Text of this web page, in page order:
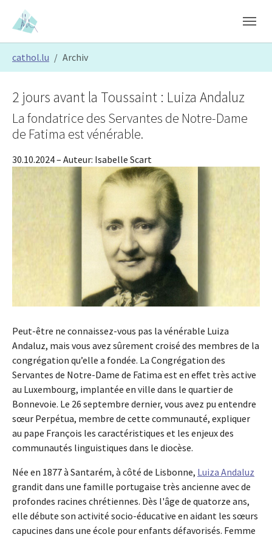
Skip to main content
Skip to page footer
cathol.lu Archiv
2 jours avant la Toussaint : Luiza Andaluz
La fondatrice des Servantes de Notre-Dame
de Fatima est vénérable.
30.10.2024– Auteur: Isabelle Scart
Peut-être ne connaissez-vous pas la vénérable Luiza
Andaluz, mais vous avez sûrement croisé des membres de la
congrégation qu’elle a fondée. La Congrégation des
Servantes de Notre-Dame de Fatima est en effet très active
au Luxembourg, implantée en ville dans le quartier de
Bonnevoie. Le 26 septembre dernier, vous avez pu entendre
sœur Perpétua, membre de cette communauté, expliquer
au pape François les caractéristiques et les enjeux des
communautés linguistiques dans le diocèse.
Née en 1877 à Santarém, à côté de Lisbonne, Luiza Andaluz
grandit dans une famille portugaise très ancienne avec de
profondes racines chrétiennes. Dès l'âge de quatorze ans,
elle débute son activité socio-éducative en aidant les sœurs
capucines dans une école pour enfants défavorisés. Femme